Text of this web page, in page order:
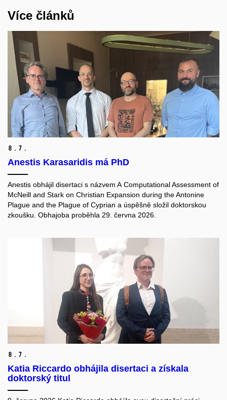
Více článků
8. 7.
Anestis Karasaridis má PhD
Anestis obhájil disertaci s názvem A Computational Assessment of
McNeill and Stark on Christian Expansion during the Antonine
Plague and the Plague of Cyprian a úspěšně složil doktorskou
zkoušku. Obhajoba proběhla 29. června 2026.
8. 7.
Katia Riccardo obhájila disertaci a získala
doktorský titul